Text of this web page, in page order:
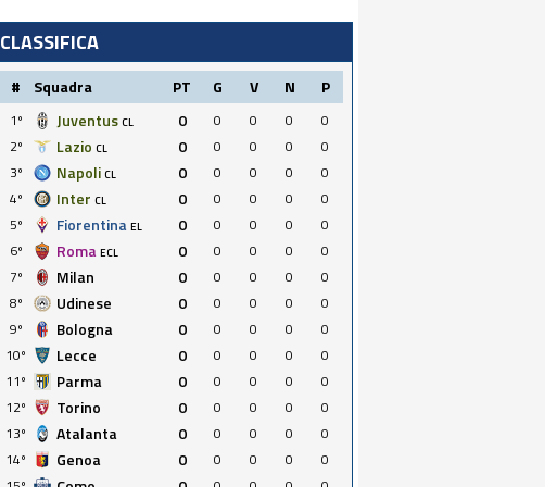
CLASSIFICA
# Squadra PT G V N P
1º Juventus CL 0 0 0 0
0
2º
Lazio CL 0 0 0 0
0
3º
Napoli CL 0 0 0 0
0
4º
Inter CL 0 0 0 0
0
5º
Fiorentina EL 0 0 0 0
0
6º
Roma ECL 0 0 0 0
0
7º
Milan 0 0 0 0
0
8º
Udinese 0 0 0 0
0
9º
Bologna 0 0 0 0
0
10º
Lecce 0 0 0 0
0
11º
Parma 0 0 0 0
0
12º
Torino 0 0 0 0
0
13º
Atalanta 0 0 0 0
0
14º
Genoa 0 0 0 0
0